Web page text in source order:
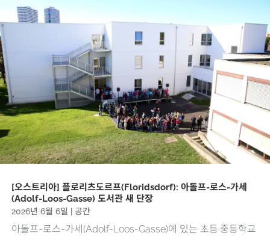
[오스트리아] 플로리츠도르프(Floridsdorf): 아돌프-로스-가세
(Adolf-Loos-Gasse) 도서관 새 단장
2026년 6월 6일 공간
아돌프-로스-가세(Adolf-Loos-Gasse)에 있는 초등·중등학교